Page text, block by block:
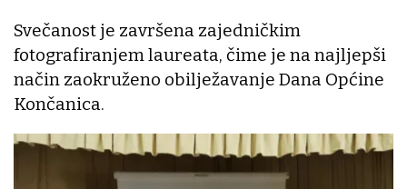
Svečanost je završena zajedničkim
fotografiranjem laureata, čime je na najljepši
način zaokruženo obilježavanje Dana Općine
Končanica.